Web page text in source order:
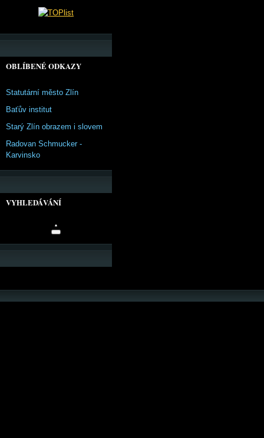
OBLÍBENÉ ODKAZY
Statutární město Zlín
Baťův institut
Starý Zlín obrazem i slovem
Radovan Schmucker -
Karvinsko
VYHLEDÁVÁNÍ